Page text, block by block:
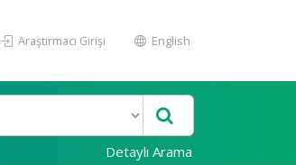
Araştırmacı Girişi English
Detaylı Arama